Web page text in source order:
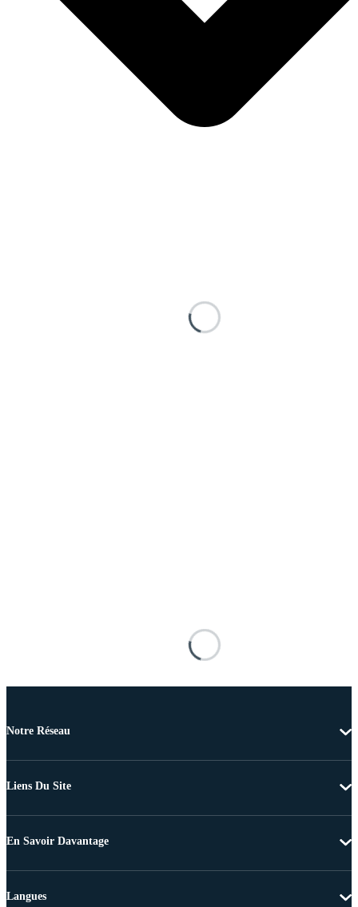
Notre Réseau
Liens Du Site
En Savoir Davantage
Langues